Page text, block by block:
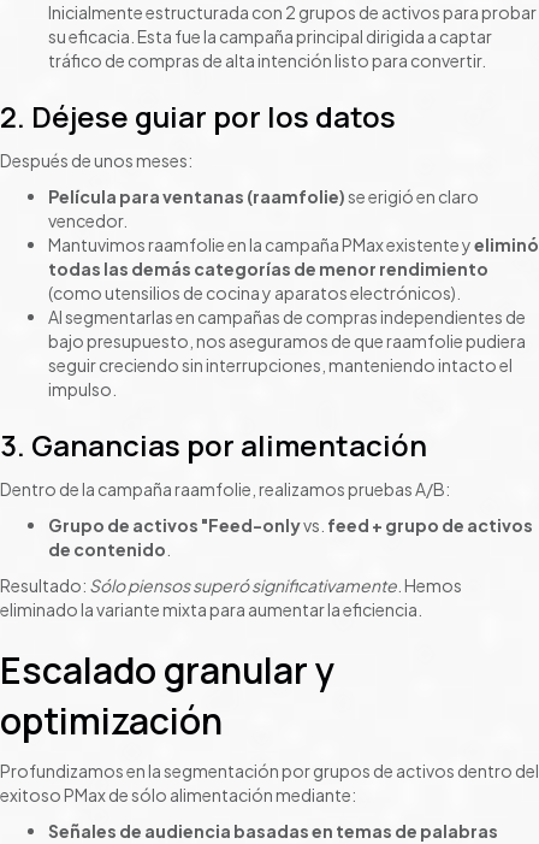
Inicialmente estructurada con 2 grupos de activos para probar
su eficacia. Esta fue la campaña principal dirigida a captar
tráfico de compras de alta intención listo para convertir.
2. Déjese guiar por los datos
Después de unos meses:
Película para ventanas (raamfolie)se erigió en claro
vencedor.
Mantuvimos raamfolie en la campaña PMax existente yeliminó
todas las demás categorías de menor rendimiento
(como utensilios de cocina y aparatos electrónicos).
Al segmentarlas en campañas de compras independientes de
bajo presupuesto, nos aseguramos de que raamfolie pudiera
seguir creciendo sin interrupciones, manteniendo intacto el
impulso.
3. Ganancias por alimentación
Dentro de la campaña raamfolie, realizamos pruebas A/B:
Grupo de activos "Feed-onlyvs. feed + grupo de activos
de contenido
Resultado: Sólo piensos superó significativamente . Hemos
eliminado la variante mixta para aumentar la eficiencia.
Escalado granular y
optimización
Profundizamos en la segmentación por grupos de activos dentro del
exitoso PMax de sólo alimentación mediante:
Señales de audiencia basadas en temas de palabras